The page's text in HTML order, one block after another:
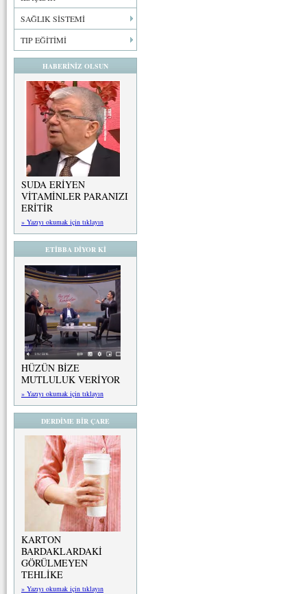
SAĞLIK SİSTEMİ
TIP EĞİTİMİ
HABERİNİZ OLSUN
SUDA ERİYEN
VİTAMİNLER PARANIZI
ERİTİR
» Yazıyı okumak için tıklayın
ETİBBA DİYOR Kİ
HÜZÜN BİZE
MUTLULUK VERİYOR
» Yazıyı okumak için tıklayın
DERDİME BİR ÇARE
KARTON
BARDAKLARDAKİ
GÖRÜLMEYEN
TEHLİKE
» Yazıyı okumak için tıklayın